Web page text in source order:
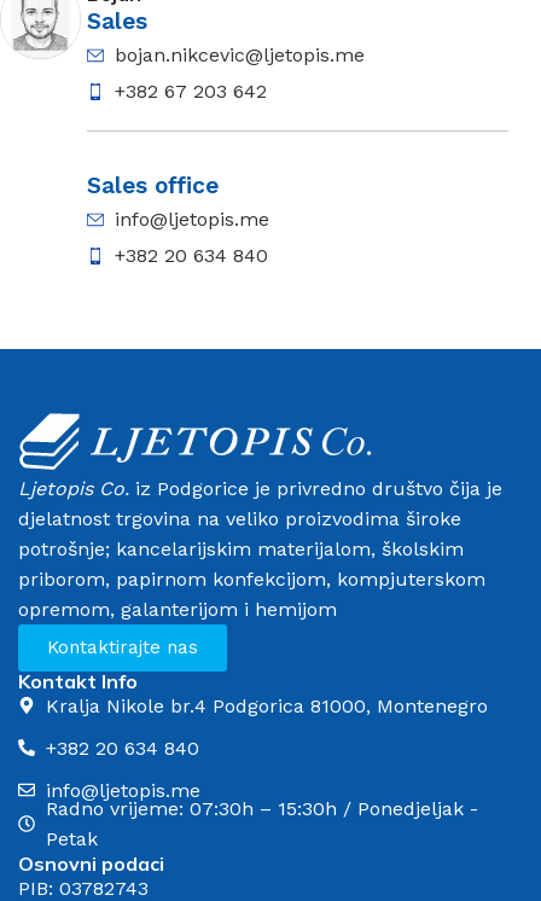
Sales
bojan.nikcevic@ljetopis.me
+382 67 203 642
Sales office
info@ljetopis.me
+382 20 634 840
Ljetopis Co. iz Podgorice je privredno društvo čija je
djelatnost trgovina na veliko proizvodima široke
potrošnje; kancelarijskim materijalom, školskim
priborom, papirnom konfekcijom, kompjuterskom
opremom, galanterijom i hemijom
Kontaktirajte nas
Kontakt Info
Kralja Nikole br.4 Podgorica 81000, Montenegro
+382 20 634 840
info@ljetopis.me
Radno vrijeme: 07:30h – 15:30h / Ponedjeljak -
Petak
Osnovni podaci
PIB: 03782743